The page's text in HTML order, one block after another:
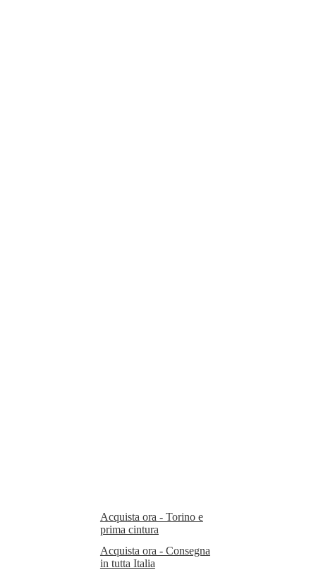
Acquista ora - Torino e
prima cintura
Acquista ora - Consegna
in tutta Italia